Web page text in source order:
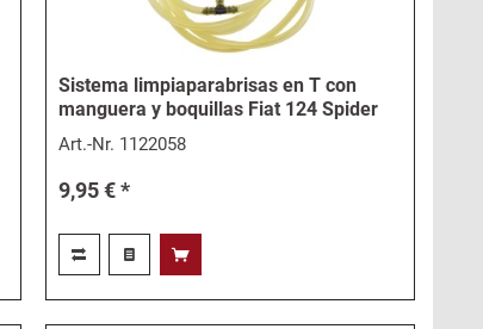
Sistema limpiaparabrisas en T con
manguera y boquillas Fiat 124 Spider
Art.-Nr. 1122058
9,95 € *